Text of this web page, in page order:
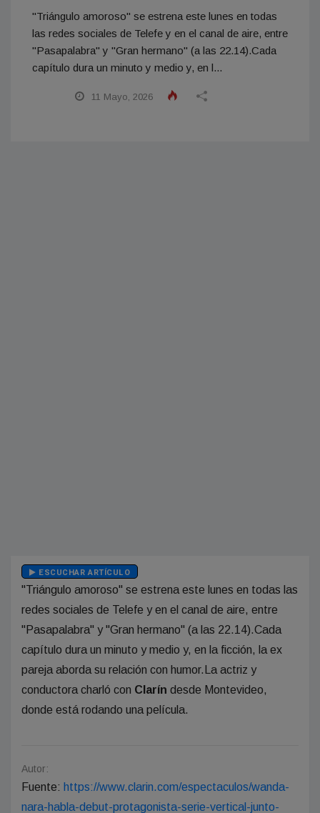
"Triángulo amoroso" se estrena este lunes en todas
las redes sociales de Telefe y en el canal de aire, entre
"Pasapalabra" y "Gran hermano" (a las 22.14).Cada
capítulo dura un minuto y medio y, en l...
11 Mayo, 2026
ESCUCHAR ARTÍCULO
"Triángulo amoroso" se estrena este lunes en todas las
redes sociales de Telefe y en el canal de aire, entre
"Pasapalabra" y "Gran hermano" (a las 22.14).Cada
capítulo dura un minuto y medio y, en la ficción, la ex
pareja aborda su relación con humor.La actriz y
conductora charló con Clarín desde Montevideo,
donde está rodando una película.
Autor:
Fuente: https://www.clarin.com/espectaculos/wanda-
nara-habla-debut-protagonista-serie-vertical-junto-